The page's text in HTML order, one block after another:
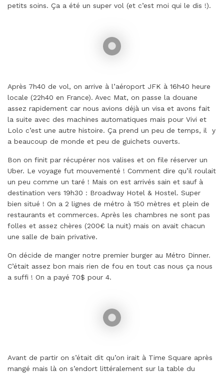
petits soins. Ça a été un super vol (et c’est moi qui le dis !).
Après 7h40 de vol, on arrive à l’aéroport JFK à 16h40 heure
locale (22h40 en France). Avec Mat, on passe la douane
assez rapidement car nous avions déjà un visa et avons fait
la suite avec des machines automatiques mais pour Vivi et
Lolo c’est une autre histoire. Ça prend un peu de temps, il y
a beaucoup de monde et peu de guichets ouverts.
Bon on finit par récupérer nos valises et on file réserver un
Uber. Le voyage fut mouvementé ! Comment dire qu’il roulait
un peu comme un taré ! Mais on est arrivés sain et sauf à
destination vers 19h30 : Broadway Hotel & Hostel. Super
bien situé ! On a 2 lignes de métro à 150 mètres et plein de
restaurants et commerces. Après les chambres ne sont pas
folles et assez chères (200€ la nuit) mais on avait chacun
une salle de bain privative.
On décide de manger notre premier burger au Métro Dinner.
C’était assez bon mais rien de fou en tout cas nous ça nous
a suffi ! On a payé 70$ pour 4.
Avant de partir on s’était dit qu’on irait à Time Square après
mangé mais là on s’endort littéralement sur la table du